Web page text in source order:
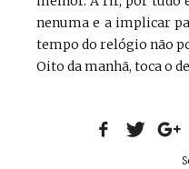
nenuma e a implicar
tempo do relógio não
Oito da manhã, toca o